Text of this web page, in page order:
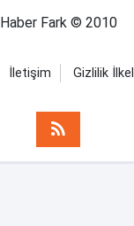
Haber Fark © 2010
İletişim Gizlilik